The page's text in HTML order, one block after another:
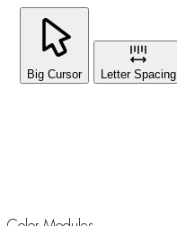
Big Cursor Letter Spacing